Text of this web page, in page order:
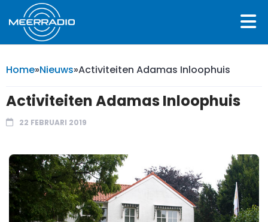
Home»Nieuws»Activiteiten Adamas Inloophuis
Activiteiten Adamas Inloophuis
22 FEBRUARI 2019